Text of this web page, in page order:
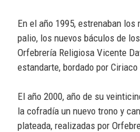
En el año 1995, estrenaban los
palio, los nuevos báculos de
Orfebrería Religiosa Vicente
estandarte, bordado por Ciriaco
El año 2000, año de su
la cofradía un nuevo trono y
plateada, realizadas por